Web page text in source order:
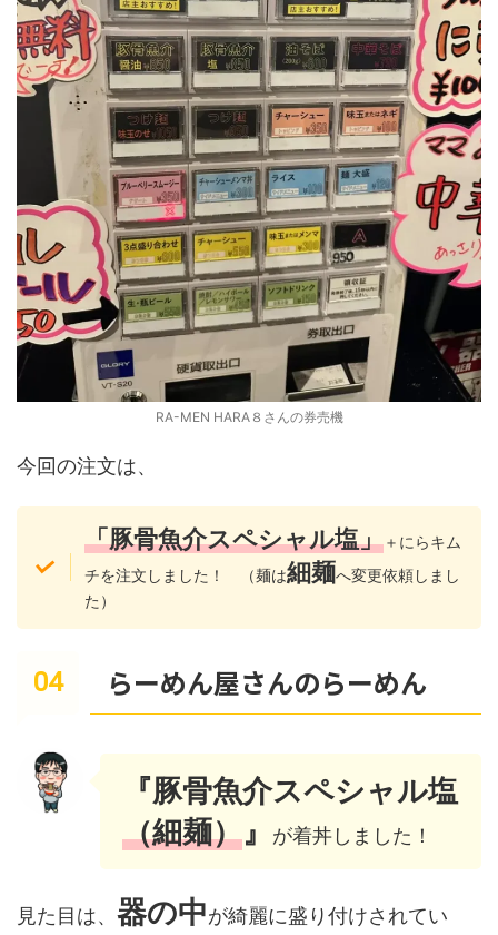
RA-MEN HARA８さんの券売機
今回の注文は、
「豚骨魚介スペシャル塩」＋にらキム
チを注文しました！ （麺は細麺へ変更依頼しまし
た）
らーめん屋さんのらーめん
『豚骨魚介スペシャル塩
（細麺）』 が着丼しました！
見た目は、 器の中が綺麗に盛り付けされてい